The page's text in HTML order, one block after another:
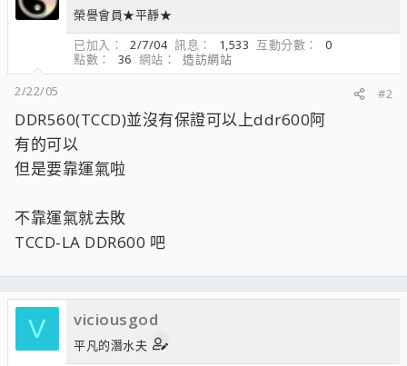
榮譽會員★平靜★
已加入
2/7/04 訊息 1,533 互動分數
0
點數
36 網站
造訪網站
2/22/05
#2
DDR560(TCCD)並沒有保證可以上ddr600阿
有的可以
但是要靠運氣啦
不靠運氣就去敗
TCCD-LA DDR600 吧
V viciousgod
平凡的潛水夫